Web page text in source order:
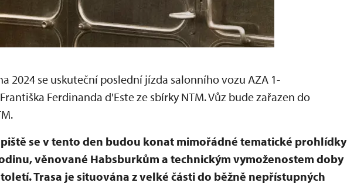
2024 se uskuteční poslední jízda salonního vozu AZA 1-
Ferdinanda d'Este ze sbírky NTM. Vůz bude zařazen do
se v tento den budou konat mimořádné tematické prohlídky
věnované Habsburkům a technickým vymoženostem doby
Trasa je situována z velké části do běžně nepřístupných